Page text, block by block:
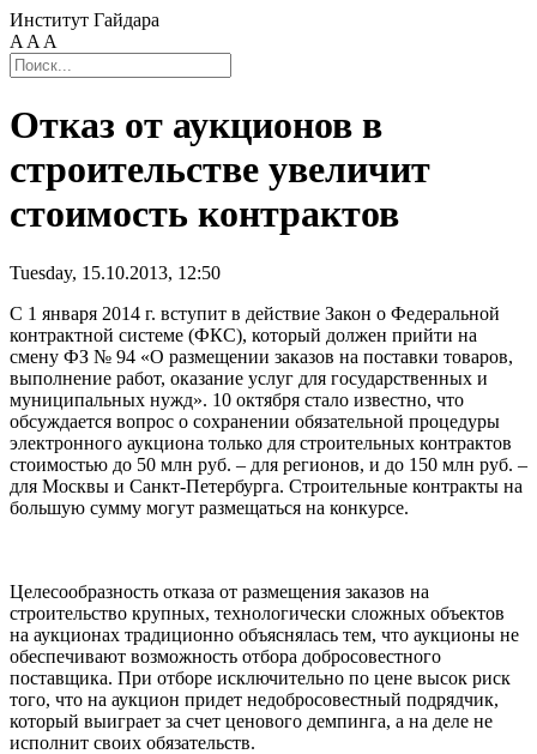
Институт Гайдара
A A A
Отказ от аукционов в
строительстве увеличит
стоимость контрактов
Tuesday, 15.10.2013, 12:50
С 1 января 2014 г. вступит в действие Закон о Федеральной
контрактной системе (ФКС), который должен прийти на
смену ФЗ № 94 «О размещении заказов на поставки товаров,
выполнение работ, оказание услуг для государственных и
муниципальных нужд». 10 октября стало известно, что
обсуждается вопрос о сохранении обязательной процедуры
электронного аукциона только для строительных контрактов
стоимостью до 50 млн руб. – для регионов, и до 150 млн руб. –
для Москвы и Санкт-Петербурга. Строительные контракты на
большую сумму могут размещаться на конкурсе.
Целесообразность отказа от размещения заказов на
строительство крупных, технологически сложных объектов
на аукционах традиционно объяснялась тем, что аукционы не
обеспечивают возможность отбора добросовестного
поставщика. При отборе исключительно по цене высок риск
того, что на аукцион придет недобросовестный подрядчик,
который выиграет за счет ценового демпинга, а на деле не
исполнит своих обязательств.